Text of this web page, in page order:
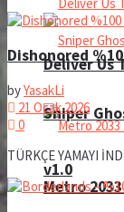
Deliver Us
Metro
Sniper
v1.0
Dishonored
byYasakLi
21 Ocak 2026
0
TÜRKÇE YAMAYI